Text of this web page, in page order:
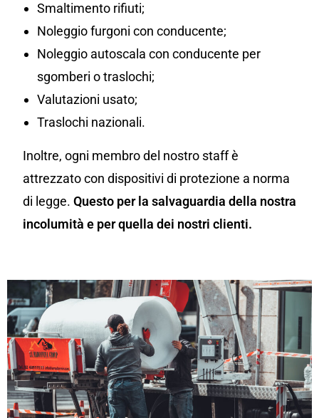
Smaltimento rifiuti;
Noleggio furgoni con conducente;
Noleggio autoscala con conducente per
sgomberi o traslochi;
Valutazioni usato;
Traslochi nazionali.
Inoltre, ogni membro del nostro staff è
attrezzato con dispositivi di protezione a norma
di legge. Questo per la salvaguardia della nostra
incolumità e per quella dei nostri clienti.